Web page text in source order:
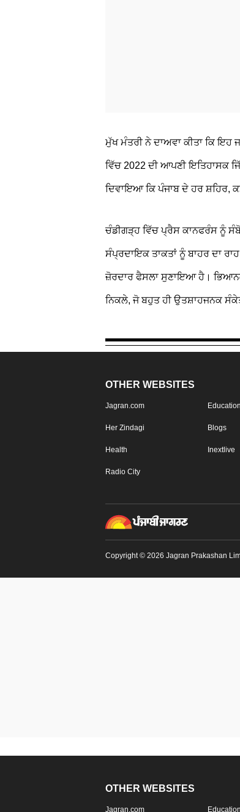
ਮੁੱਖ ਮੰਤਰੀ ਨੇ ਦਾਅਵਾ ਕੀਤਾ ਕਿ ਇਹ
ਵਿੱਚ 2022 ਦੀ ਆਪਣੀ ਇਤਿਹਾਸਕ
ਦਿਵਾਇਆ ਕਿ ਪੰਜਾਬ ਦੇ ਹਰ ਸ਼ਹਿਰ,
ਚੰਡੀਗੜ੍ਹ ਵਿੱਚ ਪ੍ਰੈਸ ਕਾਨਫਰੰਸ ਨੂੰ
ਸੰਪ੍ਰਦਾਇਕ ਤਾਕਤਾਂ ਨੂੰ ਬਾਹਰ ਦਾ
ਜ਼ੋਰਦਾਰ ਫੈਸਲਾ ਸੁਣਾਇਆ ਹੈ।
ਨਿਕਲੇ, ਜੋ ਬਹੁਤ ਹੀ ਉਤਸ਼ਾਹਜਨਕ
OTHER WEBSITES
Jagran.com Education
Her Zindagi Blogs
Health Inextlive
Radio City
Copyright © 2026 Jagran Prakashan
OTHER WEBSITES
Jagran.com Education